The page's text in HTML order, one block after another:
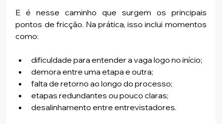
E é nesse caminho que surgem os principais
pontos de fricção. Na prática, isso inclui momentos
como:
dificuldade para entender a vaga logo no início;
demora entre uma etapa e outra;
falta de retorno ao longo do processo;
etapas redundantes ou pouco claras;
desalinhamento entre entrevistadores.